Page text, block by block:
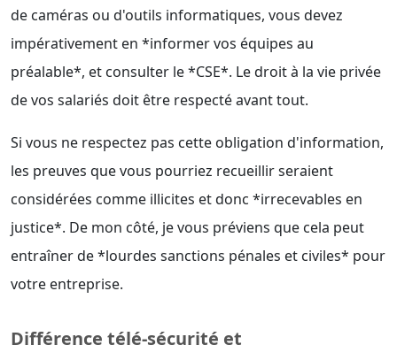
de caméras ou d'outils informatiques, vous devez
impérativement en *informer vos équipes au
préalable*, et consulter le *CSE*. Le droit à la vie privée
de vos salariés doit être respecté avant tout.
Si vous ne respectez pas cette obligation d'information,
les preuves que vous pourriez recueillir seraient
considérées comme illicites et donc *irrecevables en
justice*. De mon côté, je vous préviens que cela peut
entraîner de *lourdes sanctions pénales et civiles* pour
votre entreprise.
Différence télé-sécurité et